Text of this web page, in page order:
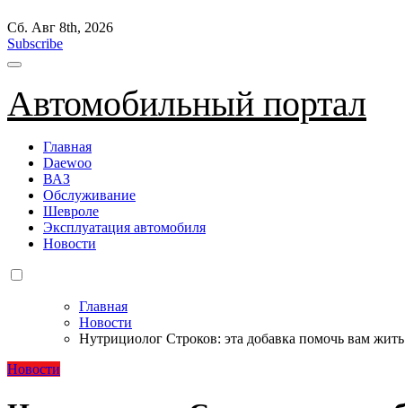
Сб. Авг 8th, 2026
Subscribe
Автомобильный портал
Главная
Daewoo
ВАЗ
Обслуживание
Шевроле
Эксплуатация автомобиля
Новости
Главная
Новости
Нутрициолог Строков: эта добавка помочь вам
Новости